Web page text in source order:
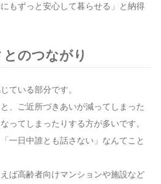
もずっと安心して暮らせる」と納得
のつながり
ている部分です。
、ご近所づきあいが減ってしまった
ってしまったりする方が多いです。
一日中誰とも話さない」なんてこと
ば高齢者向けマンションや施設など